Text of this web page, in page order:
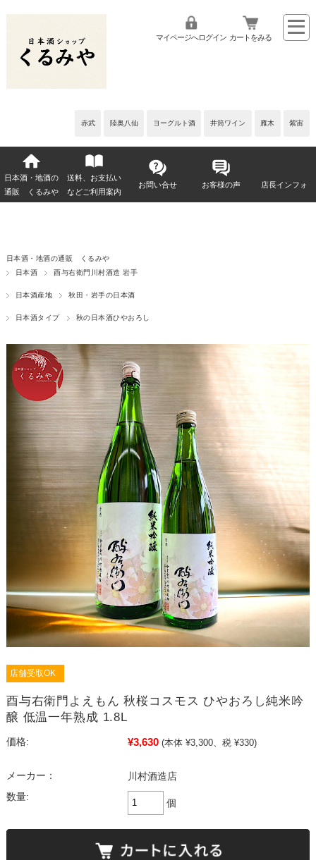
赤武 陸奥八仙 ヨーグルト酒 井筒ワイン 雁木 紫宙
マイページへログイン カートをみる
日本酒・地酒の
通販 くるみや
送料、お支払い
などご利用案内
お問い合せ お客様の声 店長インフォ
日本酒・地酒の通販 くるみや
日本酒
酉与右衛門川村酒造 岩手
日本酒産地 秋田・岩手の日本酒
日本酒タイプ 秋の日本酒ひやおろし
店舗受取OK
酉与右衛門よえもん 秋桜コスモス ひやおろし純米吟
醸 低温一年熟成 1.8L
価格: ¥3,630 (本体 ¥3,300、税 ¥330)
メーカー：
川村酒造店
数量:
個